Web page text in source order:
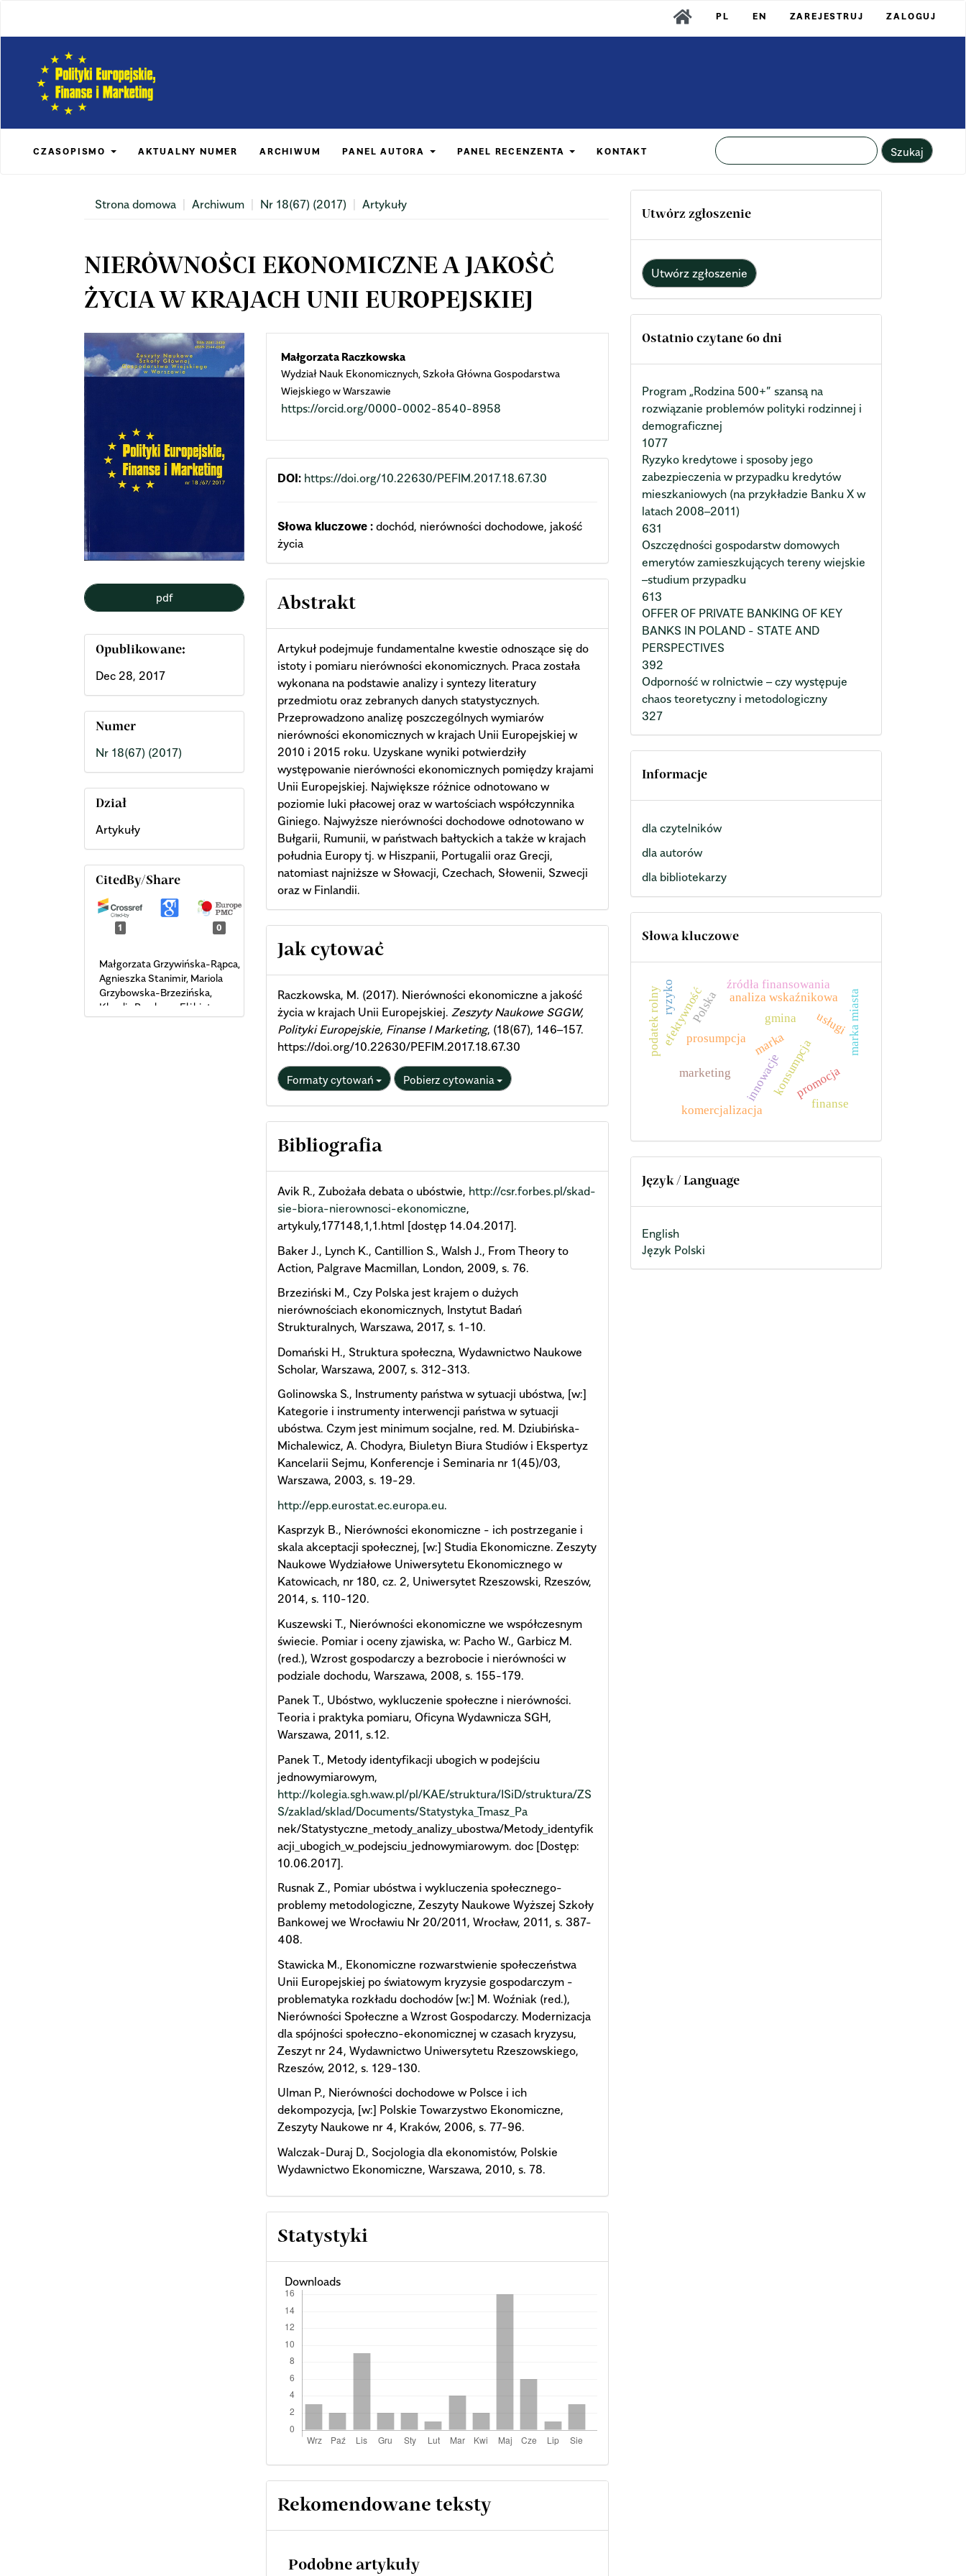
Content
Sidebar
PL EN ZAREJESTRUJ ZALOGUJ
CZASOPISMO AKTUALNY NUMER ARCHIWUM PANEL AUTORA PANEL RECENZENTA KONTAKT Szukaj
Strona domowa Archiwum Nr 18(67) (2017) Artykuły
NIERÓWNOŚCI EKONOMICZNE A JAKOŚĆ
ŻYCIA W KRAJACH UNII EUROPEJSKIEJ
Article
Sidebar
pdf
Opublikowane:
Dec 28, 2017
Numer
Nr 18(67) (2017)
Dział
Artykuły
CitedBy/Share
1 0
Małgorzata Grzywińska-Rąpca,
Agnieszka Stanimir, Mariola
Grzybowska-Brzezińska,
Klaudia Przybysz, Elżbieta
Roszko-Wójtowicz (2024)
Main
Article
Content
Małgorzata Raczkowska
Wydział Nauk Ekonomicznych, Szkoła Główna Gospodarstwa
Wiejskiego w Warszawie
https://orcid.org/0000-0002-8540-8958
DOI: https://doi.org/10.22630/PEFIM.2017.18.67.30
Słowa kluczowe : dochód, nierówności dochodowe, jakość
życia
Abstrakt
Artykuł podejmuje fundamentalne kwestie odnoszące się do
istoty i pomiaru nierówności ekonomicznych. Praca została
wykonana na podstawie analizy i syntezy literatury
przedmiotu oraz zebranych danych statystycznych.
Przeprowadzono analizę poszczególnych wymiarów
nierówności ekonomicznych w krajach Unii Europejskiej w
2010 i 2015 roku. Uzyskane wyniki potwierdziły
występowanie nierówności ekonomicznych pomiędzy krajami
Unii Europejskiej. Największe różnice odnotowano w
poziomie luki płacowej oraz w wartościach współczynnika
Giniego. Najwyższe nierówności dochodowe odnotowano w
Bułgarii, Rumunii, w państwach bałtyckich a także w krajach
południa Europy tj. w Hiszpanii, Portugalii oraz Grecji,
natomiast najniższe w Słowacji, Czechach, Słowenii, Szwecji
oraz w Finlandii.
Article
Details
Jak cytować
Raczkowska, M. (2017). Nierówności ekonomiczne a jakość
życia w krajach Unii Europejskiej.Zeszyty Naukowe SGGW,
Polityki Europejskie, Finanse I Marketing, (18(67), 146–157.
https://doi.org/10.22630/PEFIM.2017.18.67.30
Formaty cytowań Pobierz cytowania
Bibliografia
Avik R., Zubożała debata o ubóstwie, http://csr.forbes.pl/skad-
sie-biora-nierownosci-ekonomiczne,
artykuly,177148,1,1.html [dostęp 14.04.2017].
Baker J., Lynch K., Cantillion S., Walsh J., From Theory to
Action, Palgrave Macmillan, London, 2009, s. 76.
Brzeziński M., Czy Polska jest krajem o dużych
nierównościach ekonomicznych, Instytut Badań
Strukturalnych, Warszawa, 2017, s. 1-10.
Domański H., Struktura społeczna, Wydawnictwo Naukowe
Scholar, Warszawa, 2007, s. 312-313.
Golinowska S., Instrumenty państwa w sytuacji ubóstwa, [w:]
Kategorie i instrumenty interwencji państwa w sytuacji
ubóstwa. Czym jest minimum socjalne, red. M. Dziubińska-
Michalewicz, A. Chodyra, Biuletyn Biura Studiów i Ekspertyz
Kancelarii Sejmu, Konferencje i Seminaria nr 1(45)/03,
Warszawa, 2003, s. 19-29.
http://epp.eurostat.ec.europa.eu.
Kasprzyk B., Nierówności ekonomiczne - ich postrzeganie i
skala akceptacji społecznej, [w:] Studia Ekonomiczne. Zeszyty
Naukowe Wydziałowe Uniwersytetu Ekonomicznego w
Katowicach, nr 180, cz. 2, Uniwersytet Rzeszowski, Rzeszów,
2014, s. 110-120.
Kuszewski T., Nierówności ekonomiczne we współczesnym
świecie. Pomiar i oceny zjawiska, w: Pacho W., Garbicz M.
(red.), Wzrost gospodarczy a bezrobocie i nierówności w
podziale dochodu, Warszawa, 2008, s. 155-179.
Panek T., Ubóstwo, wykluczenie społeczne i nierówności.
Teoria i praktyka pomiaru, Oficyna Wydawnicza SGH,
Warszawa, 2011, s.12.
Panek T., Metody identyfikacji ubogich w podejściu
jednowymiarowym,
http://kolegia.sgh.waw.pl/pl/KAE/struktura/ISiD/struktura/ZS
S/zaklad/sklad/Documents/Statystyka_Tmasz_Pa
nek/Statystyczne_metody_analizy_ubostwa/Metody_identyfik
acji_ubogich_w_podejsciu_jednowymiarowym. doc [Dostęp:
10.06.2017].
Rusnak Z., Pomiar ubóstwa i wykluczenia społecznego-
problemy metodologiczne, Zeszyty Naukowe Wyższej Szkoły
Bankowej we Wrocławiu Nr 20/2011, Wrocław, 2011, s. 387-
408.
Stawicka M., Ekonomiczne rozwarstwienie społeczeństwa
Unii Europejskiej po światowym kryzysie gospodarczym -
problematyka rozkładu dochodów [w:] M. Woźniak (red.),
Nierówności Społeczne a Wzrost Gospodarczy. Modernizacja
dla spójności społeczno-ekonomicznej w czasach kryzysu,
Zeszyt nr 24, Wydawnictwo Uniwersytetu Rzeszowskiego,
Rzeszów, 2012, s. 129-130.
Ulman P., Nierówności dochodowe w Polsce i ich
dekompozycja, [w:] Polskie Towarzystwo Ekonomiczne,
Zeszyty Naukowe nr 4, Kraków, 2006, s. 77-96.
Walczak-Duraj D., Socjologia dla ekonomistów, Polskie
Wydawnictwo Ekonomiczne, Warszawa, 2010, s. 78.
Statystyki
Downloads
Rekomendowane teksty
Podobne artykuły
Utwórz zgłoszenie
Utwórz zgłoszenie
Ostatnio czytane 60 dni
Program „Rodzina 500+” szansą na
rozwiązanie problemów polityki rodzinnej i
demograficznej
1077
Ryzyko kredytowe i sposoby jego
zabezpieczenia w przypadku kredytów
mieszkaniowych (na przykładzie Banku X w
latach 2008–2011)
631
Oszczędności gospodarstw domowych
emerytów zamieszkujących tereny wiejskie
–studium przypadku
613
OFFER OF PRIVATE BANKING OF KEY
BANKS IN POLAND - STATE AND
PERSPECTIVES
392
Odporność w rolnictwie – czy występuje
chaos teoretyczny i metodologiczny
327
Informacje
dla czytelników
dla autorów
dla bibliotekarzy
Słowa kluczowe
gmina
marka
marketing konsumpcjapromocja
finanse
analiza wskaźnikowa
prosumpcja
efektywność usługi
innowacje
Polska
komercjalizacja
źródła finansowania
podatek rolnyryzyko marka miasta
Język / Language
English
Język Polski